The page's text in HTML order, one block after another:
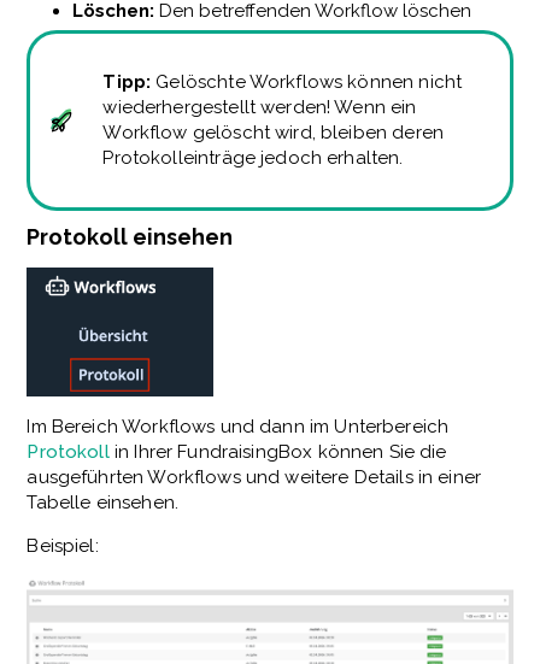
Löschen: Den betreffenden Workflow löschen
Tipp: Gelöschte Workflows können nicht
wiederhergestellt werden! Wenn ein
Workflow gelöscht wird, bleiben deren
Protokolleinträge jedoch erhalten.
Protokoll einsehen
Im Bereich Workflows und dann im Unterbereich
Protokoll in Ihrer FundraisingBox können Sie die
ausgeführten Workflows und weitere Details in einer
Tabelle einsehen.
Beispiel: